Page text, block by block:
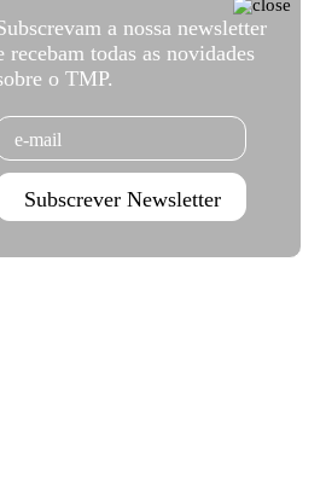
a nossa newsletter
recebam todas as novidades
o TMP.
Subscrever Newsletter